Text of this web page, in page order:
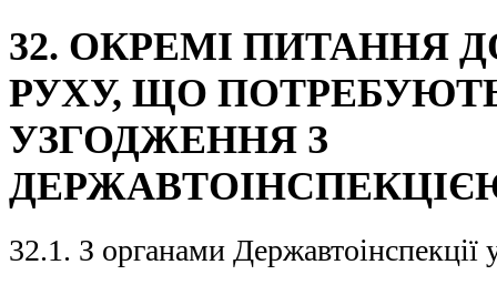
32. ОКРЕМІ ПИТАННЯ
РУХУ, ЩО
УЗГОДЖЕННЯ З
32.1. З органами Державтоінспекції